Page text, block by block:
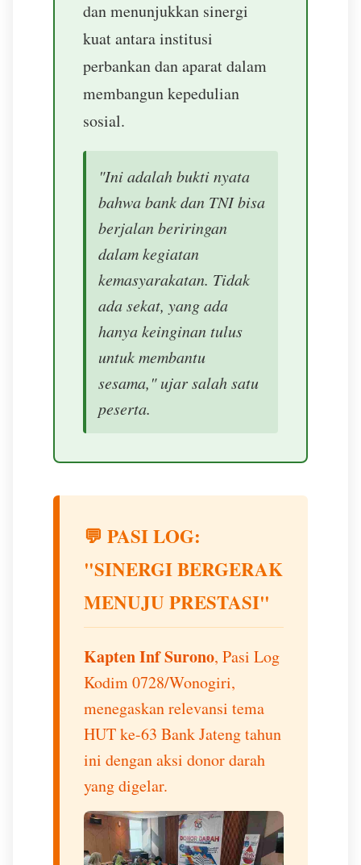
dan menunjukkan sinergi
kuat antara institusi
perbankan dan aparat dalam
membangun kepedulian
sosial.
"Ini adalah bukti nyata
bahwa bank dan TNI bisa
berjalan beriringan
dalam kegiatan
kemasyarakatan. Tidak
ada sekat, yang ada
hanya keinginan tulus
untuk membantu
sesama," ujar salah satu
peserta.
💬 PASI LOG:
"SINERGI BERGERAK
MENUJU PRESTASI"
Kapten Inf Surono, Pasi Log
Kodim 0728/Wonogiri,
menegaskan relevansi tema
HUT ke-63 Bank Jateng tahun
ini dengan aksi donor darah
yang digelar.